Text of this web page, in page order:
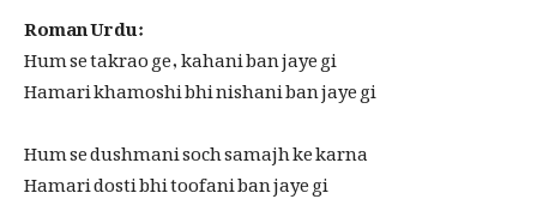
Roman Urdu:
Hum se takrao ge, kahani ban jaye gi
Hamari khamoshi bhi nishani ban jaye gi
Hum se dushmani soch samajh ke karna
Hamari dosti bhi toofani ban jaye gi